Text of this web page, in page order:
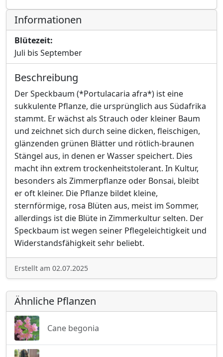
Informationen
Blütezeit:
Juli bis September
Beschreibung
Der Speckbaum (*Portulacaria afra*) ist eine
sukkulente Pflanze, die ursprünglich aus Südafrika
stammt. Er wächst als Strauch oder kleiner Baum
und zeichnet sich durch seine dicken, fleischigen,
glänzenden grünen Blätter und rötlich-braunen
Stängel aus, in denen er Wasser speichert. Dies
macht ihn extrem trockenheitstolerant. In Kultur,
besonders als Zimmerpflanze oder Bonsai, bleibt
er oft kleiner. Die Pflanze bildet kleine,
sternförmige, rosa Blüten aus, meist im Sommer,
allerdings ist die Blüte in Zimmerkultur selten. Der
Speckbaum ist wegen seiner Pflegeleichtigkeit und
Widerstandsfähigkeit sehr beliebt.
Erstellt am 02.07.2025
Ähnliche Pflanzen
Cane begonia